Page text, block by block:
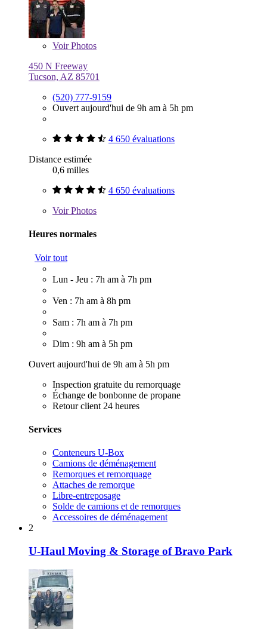
VoirPhotos
450 N Freeway
Tucson, AZ 85701
(520) 777-9159
Ouvert aujourd'hui de 9h am à 5h pm
4 650 évaluations
Distance estimée
0,6 milles
4 650 évaluations
VoirPhotos
Heures normales
Voir tout
Lun - Jeu : 7h am à 7h pm
Ven : 7h am à 8h pm
Sam : 7h am à 7h pm
Dim : 9h am à 5h pm
Ouvert aujourd'hui de 9h am à 5h pm
Inspection gratuite du remorquage
Échange de bonbonne de propane
Retour client 24 heures
Services
Conteneurs U-Box
Camions de déménagement
Remorques et remorquage
Attaches de remorque
Libre-entreposage
Solde de camions et de remorques
Accessoires de déménagement
2
U-Haul Moving & Storage of Bravo Park